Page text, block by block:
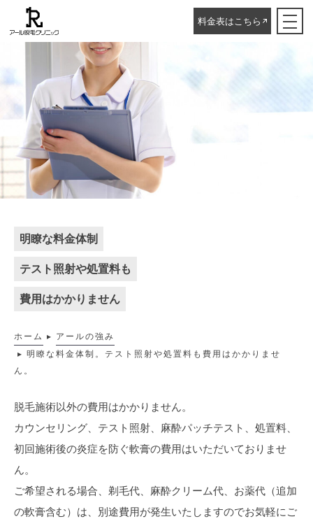
料金表はこちら
明瞭な料金体制
テスト照射や処置料も
費用はかかりません
ホーム ▸ アールの強み
▸ 明瞭な料金体制。テスト照射や処置料も費用はかかりませ
ん。
脱毛施術以外の費用はかかりません。
カウンセリング、テスト照射、麻酔パッチテスト、処置料、
初回施術後の炎症を防ぐ軟膏の費用はいただいておりませ
ん。
ご希望される場合、剃毛代、麻酔クリーム代、お薬代（追加
の軟膏含む）は、別途費用が発生いたしますのでお気軽にご